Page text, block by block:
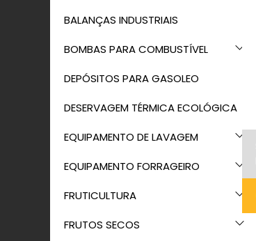
BALANÇAS INDUSTRIAIS
BOMBAS PARA COMBUSTÍVEL
DEPÓSITOS PARA GASOLEO
DESERVAGEM TÉRMICA ECOLÓGICA
EQUIPAMENTO DE LAVAGEM
EQUIPAMENTO FORRAGEIRO
FRUTICULTURA
FRUTOS SECOS